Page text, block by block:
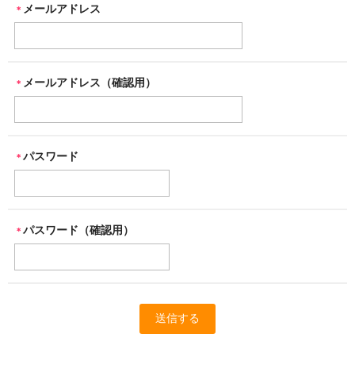
＊ メールアドレス
＊ メールアドレス（確認用）
＊ パスワード
＊ パスワード（確認用）